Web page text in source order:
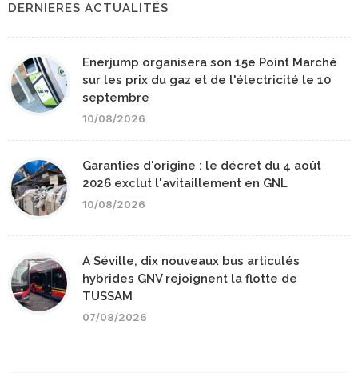
DERNIERES ACTUALITÉS
Enerjump organisera son 15e Point Marché
sur les prix du gaz et de l'électricité le 10
septembre
10/08/2026
Garanties d'origine : le décret du 4 août
2026 exclut l'avitaillement en GNL
10/08/2026
A Séville, dix nouveaux bus articulés
hybrides GNV rejoignent la flotte de
TUSSAM
07/08/2026